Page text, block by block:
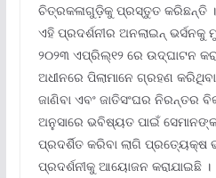
ଚିତ୍ରକଳାଗୁଡ଼ିକୁ ପ୍ରସ୍ତୁତ କରିଛନ୍ତି ।
ଏହି ପ୍ରଦର୍ଶନୀର ଅନଲାଇନ୍ ଭର୍ସନକୁ
୨୦୨୩ ଏପ୍ରିଲ୍‌୧୨ ରେ ଉଦ୍‌ଘାଟନ
ଅଧୀନରେ ପିଲାମାନେ ଗ୍ରହଣ
ଜାଣିବା ଏବଂ ଜାତିସଂଘର ନିରନ୍ତର
ଅନୁସାରେ ଭବିଷ୍ୟତ ପାଇଁ
ପ୍ରଦର୍ଶିତ କରିବା ଲାଗି ପ୍ରତ୍ୟେକ୍ଷ
ପ୍ରଦର୍ଶନୀକୁ ଆୟୋଜନ କରାଯାଇଛି ।